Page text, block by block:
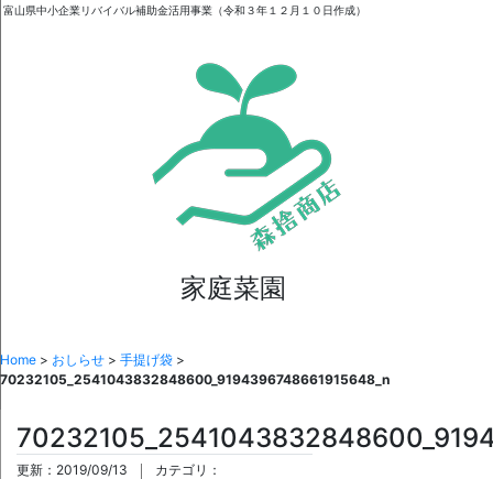
富山県中小企業リバイバル補助金活用事業（令和３年１２月１０日作成）
家庭菜園
Home > おしらせ > 手提げ袋 >
70232105_2541043832848600_9194396748661915648_n
更新：2019/09/13 カテゴリ：